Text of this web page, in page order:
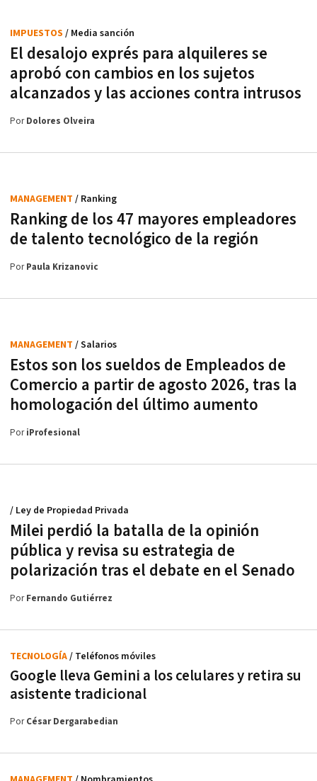
El desalojo exprés para alquileres se
aprobó con cambios en los sujetos
alcanzados y las acciones contra intrusos
IMPUESTOS / Media sanción
PorDolores Olveira
Ranking de los 47 mayores empleadores
de talento tecnológico de la región
MANAGEMENT / Ranking
PorPaula Krizanovic
Estos son los sueldos de Empleados de
Comercio a partir de agosto 2026, tras la
homologación del último aumento
MANAGEMENT / Salarios
PoriProfesional
Milei perdió la batalla de la opinión
pública y revisa su estrategia de
polarización tras el debate en el Senado
/ Ley de Propiedad Privada
PorFernando Gutiérrez
Google lleva Gemini a los celulares y retira su
asistente tradicional
TECNOLOGÍA/ Teléfonos móviles
PorCésar Dergarabedian